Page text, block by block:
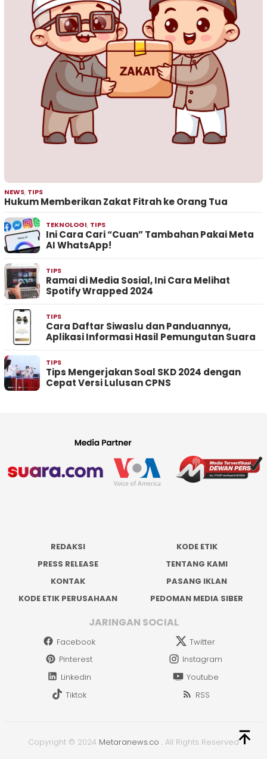
NEWS, TIPS
Hukum Memberikan Zakat Fitrah ke Orang Tua
TEKNOLOGI, TIPS
Ini Cara Cari “Cuan” Tambahan Pakai Meta
AI WhatsApp!
TIPS
Ramai di Media Sosial, Ini Cara Melihat
Spotify Wrapped 2024
TIPS
Cara Daftar Siwaslu dan Panduannya,
Aplikasi Informasi Hasil Pemungutan Suara
TIPS
Tips Mengerjakan Soal SKD 2024 dengan
Cepat Versi Lulusan CPNS
REDAKSI
KODE ETIK
PRESS RELEASE
TENTANG KAMI
KONTAK
PASANG IKLAN
KODE ETIK PERUSAHAAN
PEDOMAN MEDIA SIBER
JARINGAN SOCIAL
Facebook
Twitter
Pinterest
Instagram
Linkedin
Youtube
Tiktok
RSS
Copyright © 2024 Metaranews.co . All Rights Reserved